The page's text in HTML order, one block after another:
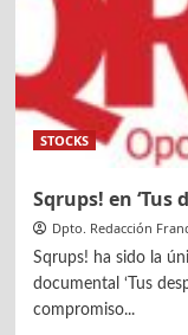
lotería
Fersay
STOCKS
Sqrups! en ‘Tus
Dpto. Redacción
Sqrups! ha sido la
documental ‘Tus
compromiso...